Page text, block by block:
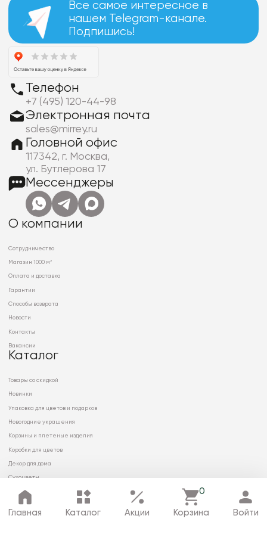
Главная Каталог Акции
0
Корзина Войти
Все самое интересное в
нашем Telegram-канале.
Подпишись!
Телефон
+7 (495) 120-44-98
Электронная почта
sales@mirrey.ru
Головной офис
117342, г. Москва,
ул. Бутлерова 17
Мессенджеры
О компании
Сотрудничество
Магазин 1000 м²
Оплата и доставка
Гарантии
Способы возврата
Новости
Контакты
Вакансии
Каталог
Товары со скидкой
Новинки
Упаковка для цветов и подарков
Новогодние украшения
Корзины и плетеные изделия
Коробки для цветов
Декор для дома
Сухоцветы
© 2026 ООО «МИРРЭЙ»